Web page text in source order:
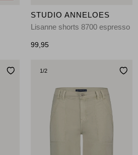
STUDIO ANNELOES
Lisanne shorts 8700 espresso
99,95
1/2